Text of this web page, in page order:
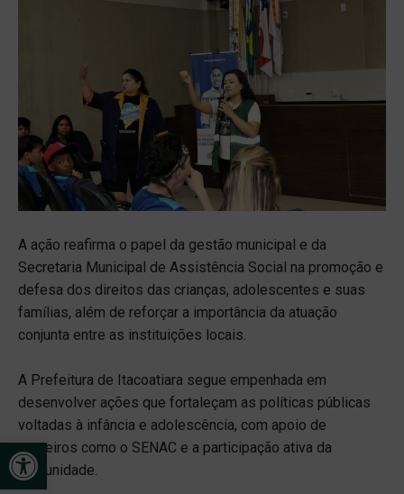
Open toolbar
A ação reafirma o papel da gestão municipal e da
Secretaria Municipal de Assistência Social na promoção e
defesa dos direitos das crianças, adolescentes e suas
famílias, além de reforçar a importância da atuação
conjunta entre as instituições locais.
A Prefeitura de Itacoatiara segue empenhada em
desenvolver ações que fortaleçam as políticas públicas
voltadas à infância e adolescência, com apoio de
parceiros como o SENAC e a participação ativa da
comunidade.